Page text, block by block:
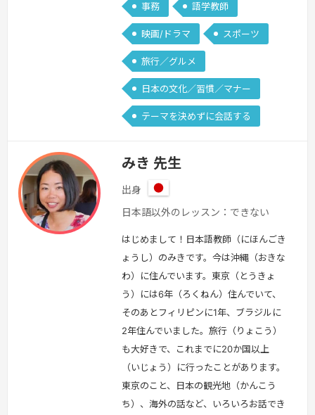
事務 語学教師
映画/ドラマ スポーツ
旅行／グルメ
日本の文化／習慣／マナー
テーマを決めずに会話する
みき 先生
出身
日
本
日本語以外のレッスン：できない
はじめまして！日本語教師（にほんごき
ょうし）のみきです。今は沖縄（おきな
わ）に住んでいます。東京（とうきょ
う）には6年（ろくねん）住んでいて、
そのあとフィリピンに1年、ブラジルに
2年住んでいました。旅行（りょこう）
も大好きで、これまでに20か国以上
（いじょう）に行ったことがあります。
東京のこと、日本の観光地（かんこう
ち）、海外の話など、いろいろお話でき